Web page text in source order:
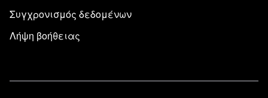
Συγχρονισμός δεδομένων
Λήψη βοήθειας